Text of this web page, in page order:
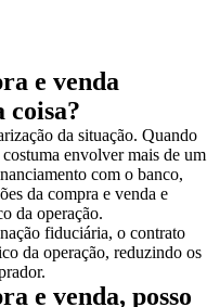
e venda
coisa?
da situação. Quando
envolver mais de um
com o banco,
da compra e venda e
da operação.
fiduciária, o contrato
da operação, reduzindo os
e venda, posso